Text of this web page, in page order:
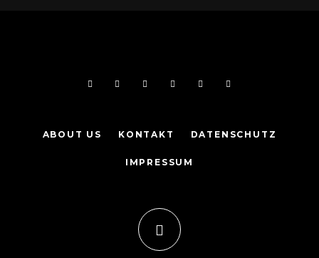
ABOUT US KONTAKT DATENSCHUTZ
IMPRESSUM